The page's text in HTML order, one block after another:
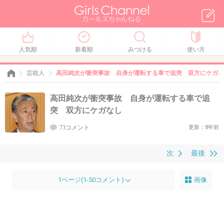
人気順 新着順 みつける 使い方
芸能人 高田純次が衝突事故 自身が運転する車で追突 双方にケガ
高田純次が衝突事故 自身が運転する車で追
突 双方にケガなし
73コメント 更新：8年前
最後
次
1ページ(1-50コメント) 画像